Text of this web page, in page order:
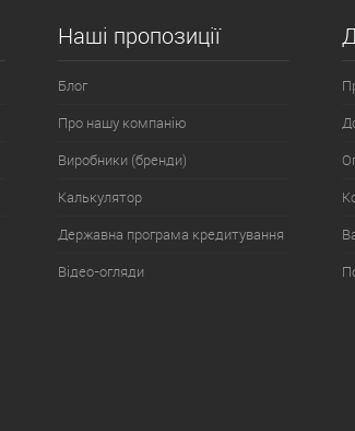
Наші пропозиції
Блог
Про нашу компанію
Виробники (бренди)
Калькулятор
Державна програма кредитування
Відео-огляди